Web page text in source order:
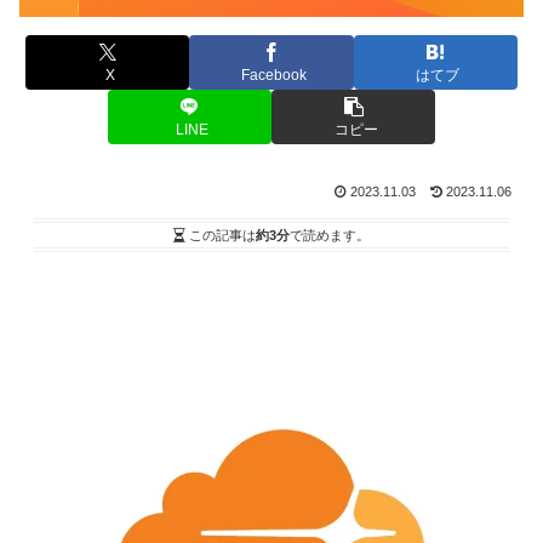
X Facebook はてブ
LINE コピー
2023.11.03 2023.11.06
この記事は約3分で読めます。